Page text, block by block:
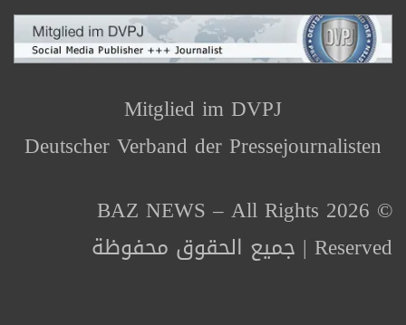
Mitglied im DVPJ
Deutscher Verband der Pressejournalisten
© 2026 BAZ NEWS – All Rights
Reserved | جميع الحقوق محفوظة